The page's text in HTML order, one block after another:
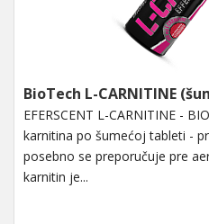
BioTech L-CARNITINE
EFERSCENT L-CARNITINE -
karnitina po šumećoj tableti -
posebno se preporučuje pre
karnitin je...